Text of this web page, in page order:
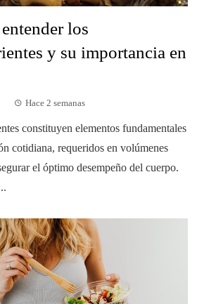
los
y su importancia en
Hace 2 semanas
constituyen elementos fundamentales
cotidiana, requeridos en volúmenes
el óptimo desempeño del cuerpo.